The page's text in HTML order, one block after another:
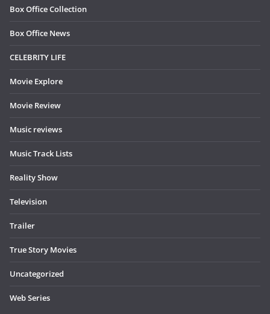
Box Office Collection
Box Office News
CELEBRITY LIFE
Movie Explore
Movie Review
Music reviews
Music Track Lists
Reality Show
Television
Trailer
True Story Movies
Uncategorized
Web Series